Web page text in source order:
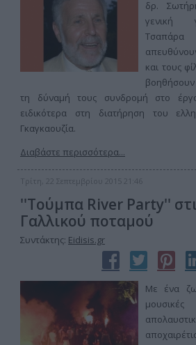
δρ.
γενική
και τους
βοηθήσουν
τη δύναμή τους συνδρομή στο
ειδικότερα στη διατήρηση του
Γκαγκαουζία.
Διαβάστε περισσότερα...
Τρίτη, 22 Σεπτεμβρίου 2015 21:46
''Τούμπα River Party''
Γαλλικού ποταμού
Συντάκτης: Eidisis.gr
Με ένα